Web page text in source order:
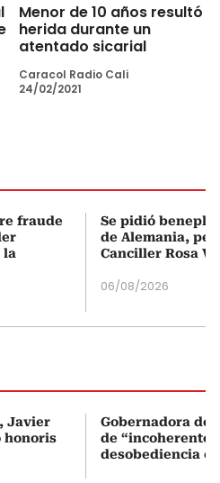
Menor de 10 años resultó
herida durante un
atentado sicarial
Caracol Radio Cali
24/02/2021
fraude
la
Se pidió
de Alemania,
Canciller Rosa
06/08/2026
Javier
honoris
Gobernadora del
de
desobediencia